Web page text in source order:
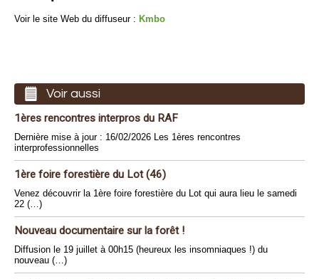
Voir le site Web du diffuseur : Kmbo
Voir aussi
1ères rencontres interpros du RAF
Dernière mise à jour : 16/02/2026 Les 1ères rencontres
interprofessionnelles
1ère foire forestière du Lot (46)
Venez découvrir la 1ère foire forestière du Lot qui aura lieu le samedi
22 (…)
Nouveau documentaire sur la forêt !
Diffusion le 19 juillet à 00h15 (heureux les insomniaques !) du
nouveau (…)